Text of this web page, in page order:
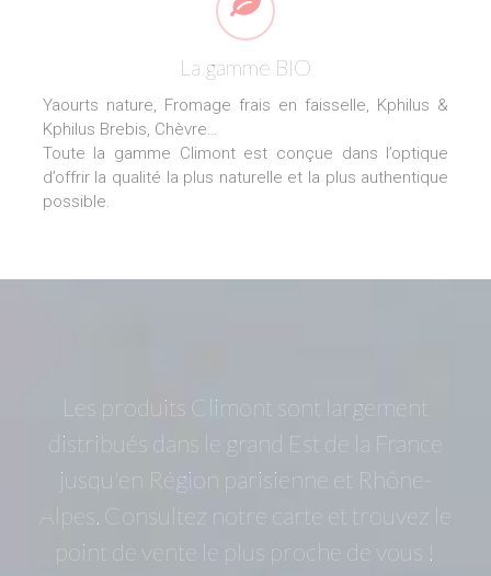
La gamme BIO
Yaourts nature, Fromage frais en faisselle, Kphilus &
Kphilus Brebis, Chèvre…
Toute la gamme Climont est conçue dans l’optique
d’offrir la qualité la plus naturelle et la plus authentique
possible.
Les produits Climont sont largement
distribués dans le grand Est de la France
jusqu'en Région parisienne et Rhône-
Alpes. Consultez notre carte et trouvez le
point de vente le plus proche de vous !